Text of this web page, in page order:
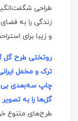
طراحی
زندگی را به
و زیبا برای
روتختی طرح گل
ترک و مخمل
چاپ سه‌بعدی
گل‌ها را به
طرح‌های متنوع